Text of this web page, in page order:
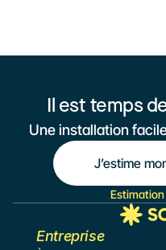
Il est temps
Une installation
J’estime
Entreprise